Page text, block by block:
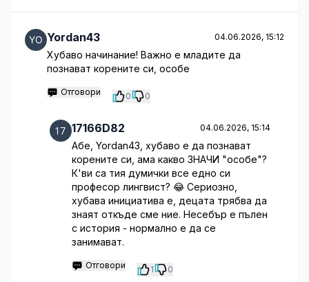
Yordan43 04.06.2026, 15:12
Хубаво начинание! Важно е младите да
познават корените си, особе
Отговори 0 0
17166D82 04.06.2026, 15:14
Абе, Yordan43, хубаво е да познават
корените си, ама какво ЗНАЧИ "особе"?
К'ви са тия думички все едно си
професор лингвист? 😂 Сериозно,
хубава инициатива е, децата трябва да
знаят откъде сме ние. Несебър е пълен
с история - нормално е да се
занимават.
Отговори 1 0